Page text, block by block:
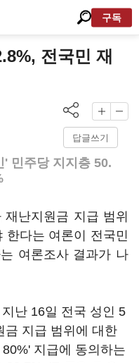
구독
전국민 재
답글쓰기
민주당 지지층 50.
난지원금 지급 범위
한다는 여론이 전국민
여론조사 결과가 나
난 16일 전국 성인 5
금 지급 범위에 대한
지급에 동의하는